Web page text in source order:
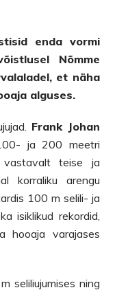
enda vormi
Nõmme
et näha
alguses.
Frank Johan
ja 200 meetri
vastavalt teise ja
korraliku arengu
100 m selili- ja
isiklikud rekordid,
hooaja varajases
seliliujumises ning